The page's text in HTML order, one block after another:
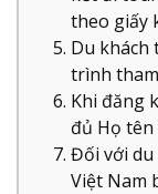
theo giấy
Du khách
trình
Khi đăng
đủ Họ tên
Đối với du
Việt Nam